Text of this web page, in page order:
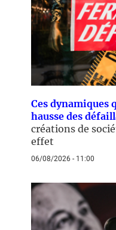
Ces dynamiques
hausse des
créations de
effet
06/08/2026 - 11:00